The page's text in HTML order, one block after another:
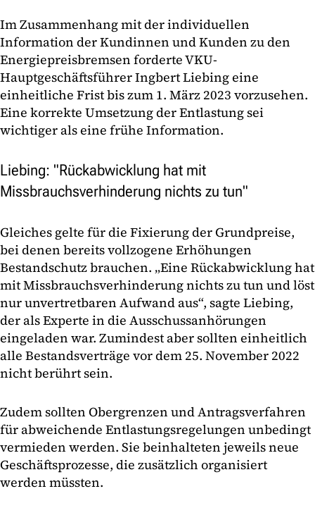
Im Zusammenhang mit der individuellen
Information der Kundinnen und Kunden zu den
Energiepreisbremsen forderte VKU-
Hauptgeschäftsführer Ingbert Liebing eine
einheitliche Frist bis zum 1. März 2023 vorzusehen.
Eine korrekte Umsetzung der Entlastung sei
wichtiger als eine frühe Information.
Liebing: "Rückabwicklung hat mit
Missbrauchsverhinderung nichts zu tun"
Gleiches gelte für die Fixierung der Grundpreise,
bei denen bereits vollzogene Erhöhungen
Bestandschutz brauchen. „Eine Rückabwicklung hat
mit Missbrauchsverhinderung nichts zu tun und löst
nur unvertretbaren Aufwand aus“, sagte Liebing,
der als Experte in die Ausschussanhörungen
eingeladen war. Zumindest aber sollten einheitlich
alle Bestandsverträge vor dem 25. November 2022
nicht berührt sein.
Zudem sollten Obergrenzen und Antragsverfahren
für abweichende Entlastungsregelungen unbedingt
vermieden werden. Sie beinhalteten jeweils neue
Geschäftsprozesse, die zusätzlich organisiert
werden müssten.